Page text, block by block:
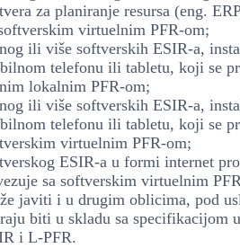
za planiranje resursa (eng.
virtuelnim PFR-om;
ili više softverskih ESIR-a,
telefonu ili tabletu, koji se
lokalnim PFR-om;
ili više softverskih ESIR-a,
telefonu ili tabletu, koji se
virtuelnim PFR-om;
ESIR-a u formi internet
sa softverskim virtuelnim
javiti i u drugim oblicima, pod
biti u skladu sa specifikacijom
i L-PFR.